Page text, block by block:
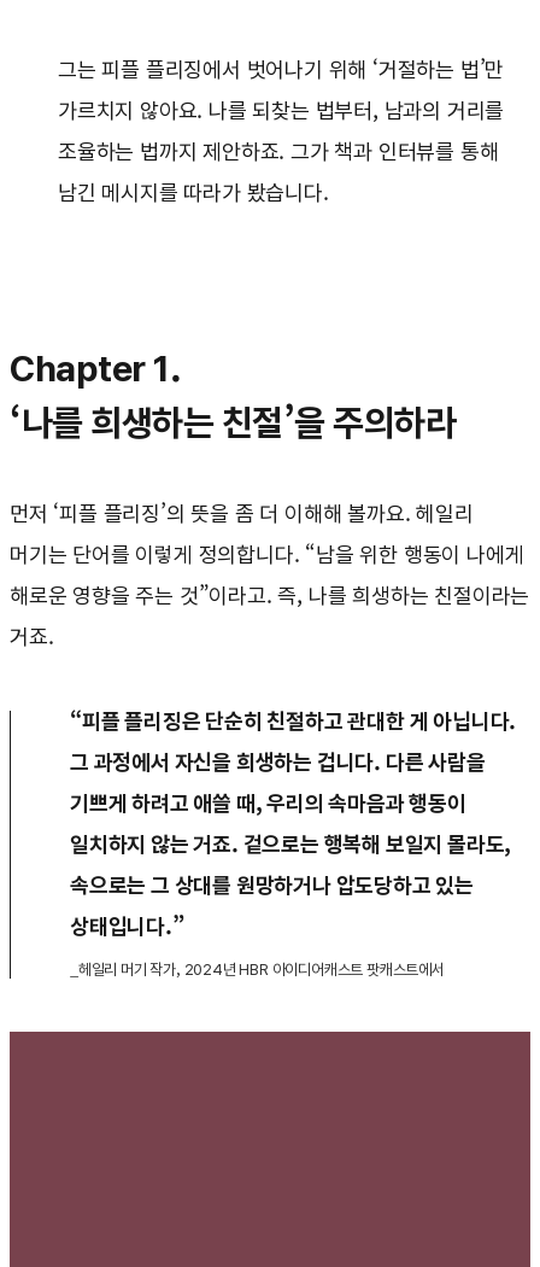
그는 피플 플리징에서 벗어나기 위해 ‘거절하는 법’만
가르치지 않아요. 나를 되찾는 법부터, 남과의 거리를
조율하는 법까지 제안하죠. 그가 책과 인터뷰를 통해
남긴 메시지를 따라가 봤습니다.
Chapter 1.
‘나를 희생하는 친절’을 주의하라
먼저 ‘피플 플리징’의 뜻을 좀 더 이해해 볼까요. 헤일리
머기는 단어를 이렇게 정의합니다. “남을 위한 행동이 나에게
해로운 영향을 주는 것”이라고. 즉, 나를 희생하는 친절이라는
거죠.
“피플 플리징은 단순히 친절하고 관대한 게 아닙니다.
그 과정에서 자신을 희생하는 겁니다. 다른 사람을
기쁘게 하려고 애쓸 때, 우리의 속마음과 행동이
일치하지 않는 거죠. 겉으로는 행복해 보일지 몰라도,
속으로는 그 상대를 원망하거나 압도당하고 있는
상태입니다.”
_헤일리 머기 작가, 2024년 HBR 아이디어캐스트 팟캐스트에서